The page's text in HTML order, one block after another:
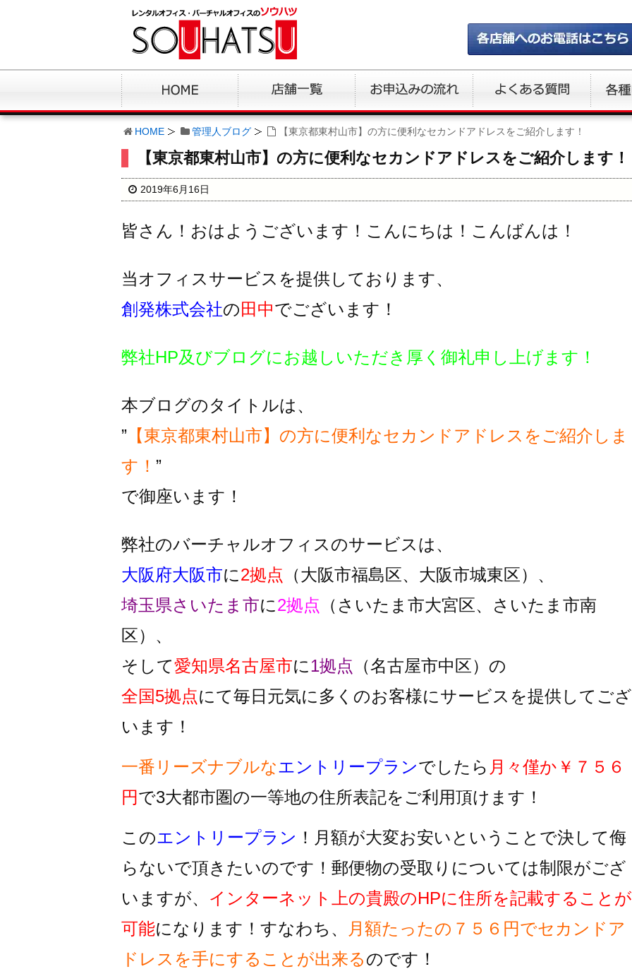
HOME 管理人ブログ 【東京都東村山市】の方に便利なセカンドアドレスをご紹介します！
【東京都東村山市】の方に便利なセカンドアドレスをご紹介します！
2019年6月16日
皆さん！おはようございます！こんにちは！こんばんは！
当オフィスサービスを提供しております、
創発株式会社の田中でございます！
弊社HP及びブログにお越しいただき厚く御礼申し上げます！
本ブログのタイトルは、
” 【東京都東村山市】の方に便利なセカンドアドレスをご紹介しま
す！ ”
で御座います！
弊社のバーチャルオフィスのサービスは、
大阪府大阪市に2拠点 （大阪市福島区、大阪市城東区）、
埼玉県さいたま市に2拠点 （さいたま市大宮区、さいたま市南
区）、
そして愛知県名古屋市に1拠点 （名古屋市中区）の
全国5拠点にて毎日元気に多くのお客様にサービスを提供してござ
います！
一番リーズナブルなエントリープランでしたら 月々僅か￥７５６
円で3大都市圏の一等地の住所表記をご利用頂けます！
このエントリープラン ！月額が大変お安いということで決して侮
らないで頂きたいのです！郵便物の受取りについては制限がござ
いますが、 インターネット上の貴殿のHPに住所を記載することが
可能になります！すなわち、
月額たったの７５６円でセカンドア
ドレスを手にすることが出来るのです！